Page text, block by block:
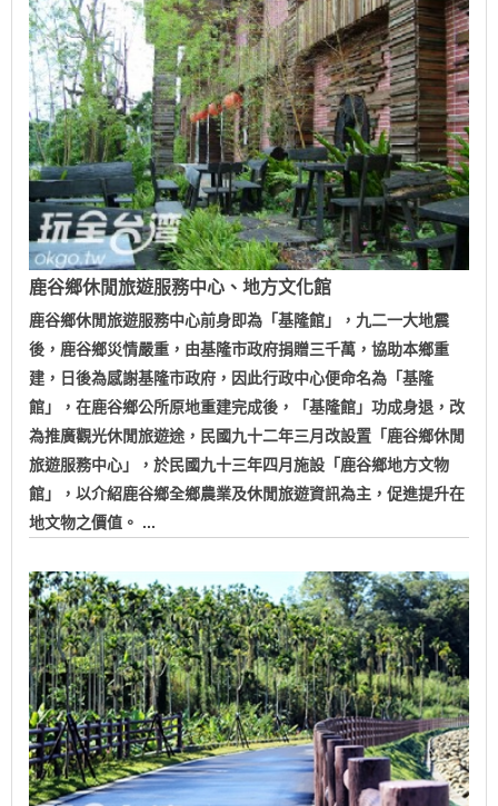
鹿谷鄉休閒旅遊服務中心、地方文化館
鹿谷鄉休閒旅遊服務中心前身即為「基隆館」，九二一大地震
後，鹿谷鄉災情嚴重，由基隆市政府捐贈三千萬，協助本鄉重
建，日後為感謝基隆市政府，因此行政中心便命名為「基隆
館」，在鹿谷鄉公所原地重建完成後，「基隆館」功成身退，改
為推廣觀光休閒旅遊途，民國九十二年三月改設置「鹿谷鄉休閒
旅遊服務中心」，於民國九十三年四月施設「鹿谷鄉地方文物
館」，以介紹鹿谷鄉全鄉農業及休閒旅遊資訊為主，促進提升在
地文物之價值。 ...